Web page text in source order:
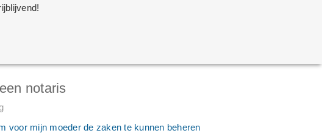
notaris
voor mijn moeder de zaken te kunnen beheren